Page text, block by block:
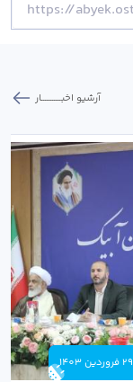
آرشیو اخبـــــــــــار
29 فروردین 1403